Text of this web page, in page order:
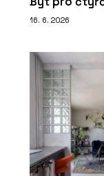
16. 6. 2026